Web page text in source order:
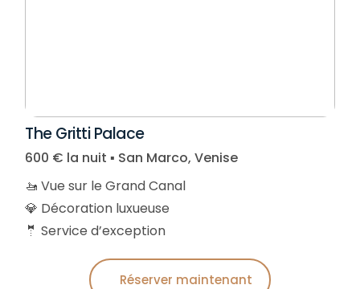
The Gritti Palace
600 € la nuit ▪︎ San Marco, Venise
🚤 Vue sur le Grand Canal
💎 Décoration luxueuse
🤵 Service d’exception
Réserver maintenant